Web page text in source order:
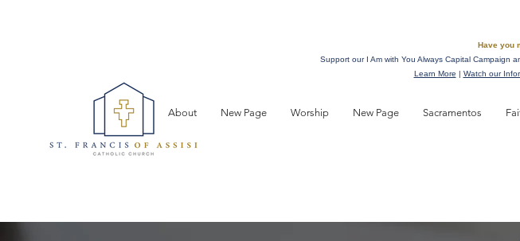
Have you
Support our I Am with You Always Capital Campaign
Learn More | Watch our
About New Page Worship New Page Sacramentos